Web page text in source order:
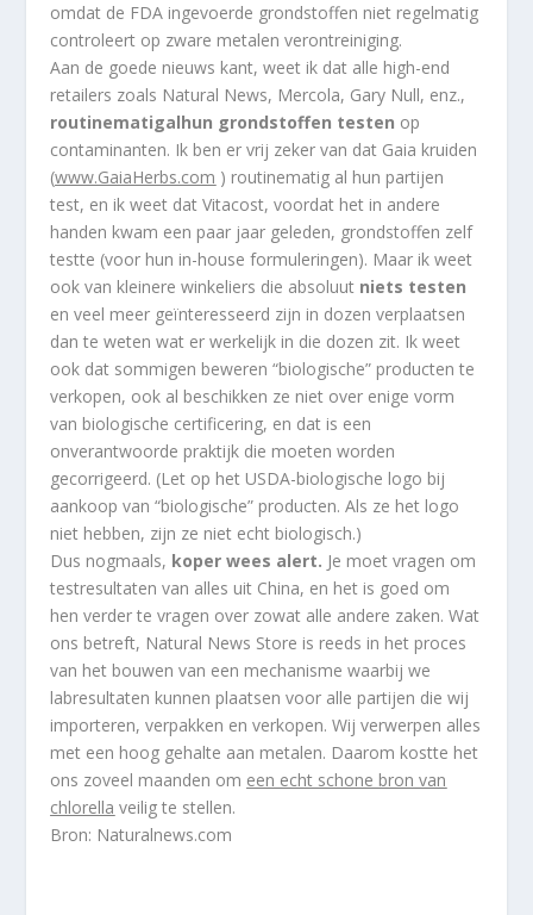
omdat de FDA ingevoerde grondstoffen niet regelmatig
controleert op zware metalen verontreiniging.
Aan de goede nieuws kant, weet ik dat alle high-end
retailers zoals Natural News, Mercola, Gary Null, enz.,
routinematigalhun grondstoffen testen op
contaminanten. Ik ben er vrij zeker van dat Gaia kruiden
(www.GaiaHerbs.com ) routinematig al hun partijen
test, en ik weet dat Vitacost, voordat het in andere
handen kwam een paar jaar geleden, grondstoffen zelf
testte (voor hun in-house formuleringen). Maar ik weet
ook van kleinere winkeliers die absoluut niets testen
en veel meer geïnteresseerd zijn in dozen verplaatsen
dan te weten wat er werkelijk in die dozen zit. Ik weet
ook dat sommigen beweren “biologische” producten te
verkopen, ook al beschikken ze niet over enige vorm
van biologische certificering, en dat is een
onverantwoorde praktijk die moeten worden
gecorrigeerd. (Let op het USDA-biologische logo bij
aankoop van “biologische” producten. Als ze het logo
niet hebben, zijn ze niet echt biologisch.)
Dus nogmaals, koper wees alert. Je moet vragen om
testresultaten van alles uit China, en het is goed om
hen verder te vragen over zowat alle andere zaken. Wat
ons betreft, Natural News Store is reeds in het proces
van het bouwen van een mechanisme waarbij we
labresultaten kunnen plaatsen voor alle partijen die wij
importeren, verpakken en verkopen. Wij verwerpen alles
met een hoog gehalte aan metalen. Daarom kostte het
ons zoveel maanden om een echt schone bron van
chlorella veilig te stellen.
Bron: Naturalnews.com